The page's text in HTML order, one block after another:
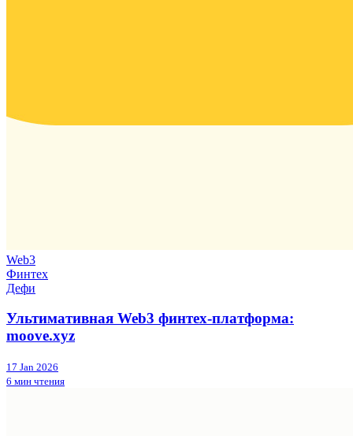
Web3
Финтех
Дефи
Ультимативная Web3 финтех-платформа:
moove.xyz
17 Jan 2026
6 мин чтения